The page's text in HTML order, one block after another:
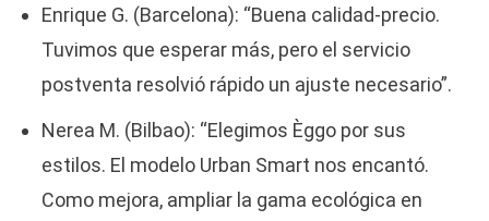
Enrique G. (Barcelona): “Buena calidad-precio.
Tuvimos que esperar más, pero el servicio
postventa resolvió rápido un ajuste necesario”.
Nerea M. (Bilbao): “Elegimos Èggo por sus
estilos. El modelo Urban Smart nos encantó.
Como mejora, ampliar la gama ecológica en